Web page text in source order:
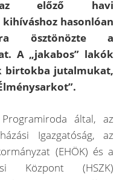
az előző havi
hasonlóan
ösztönözte a
A „jakabos” lakók
birtokba jutalmukat,
énysarkot”.
által, az
Igazgatóság, az
(EHÖK) és a
Központ (HSZK)